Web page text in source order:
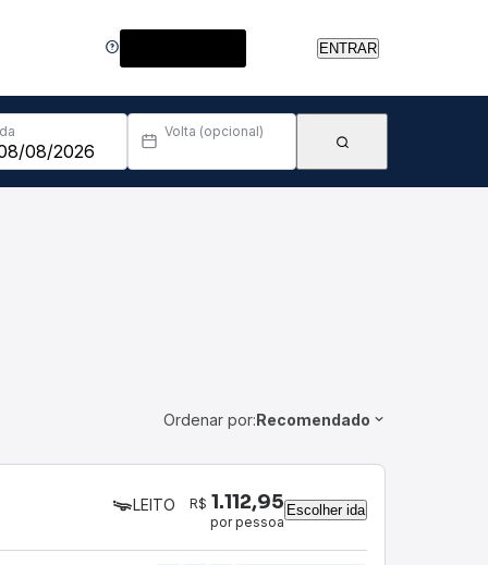
ENTRAR
Volta (opcional)
Ordenar por:Recomendado
LEITO R$ 1.112,95
por pessoa
Escolher ida